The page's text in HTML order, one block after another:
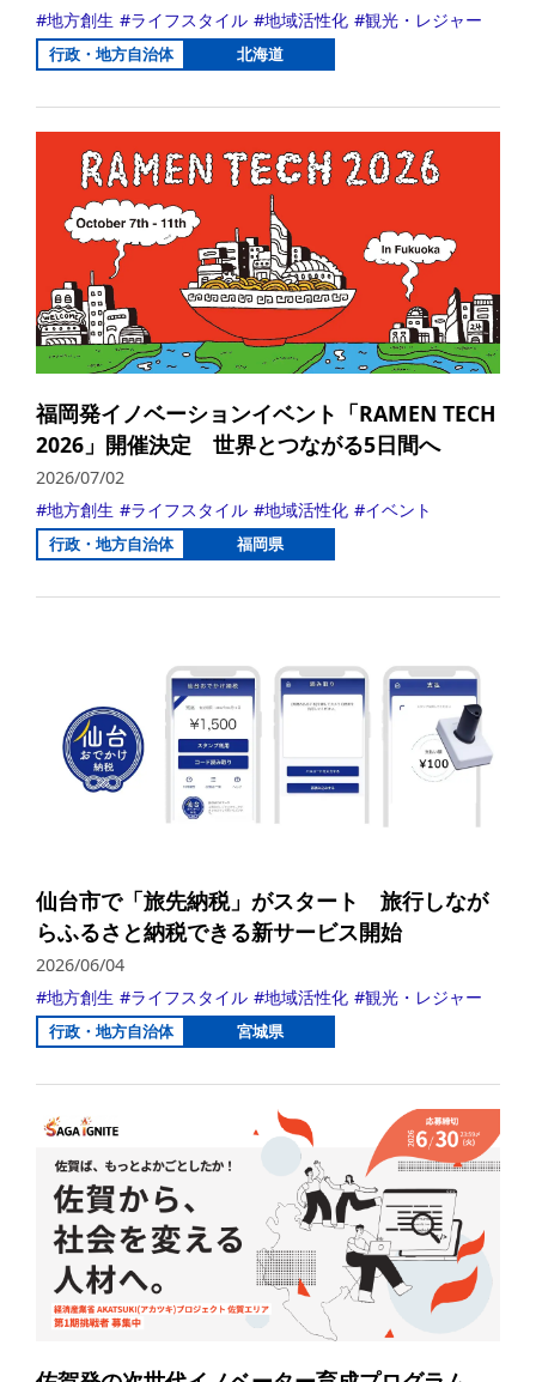
地方創生
ライフスタイル 地域活性化 観光・レジャー
行政・地方自治体 北海道
福岡発イノベーションイベント「RAMEN TECH
2026」開催決定 世界とつながる5日間へ
2026/07/02
地方創生
ライフスタイル 地域活性化 イベント
行政・地方自治体 福岡県
仙台市で「旅先納税」がスタート 旅行しなが
らふるさと納税できる新サービス開始
2026/06/04
地方創生
ライフスタイル 地域活性化 観光・レジャー
行政・地方自治体 宮城県